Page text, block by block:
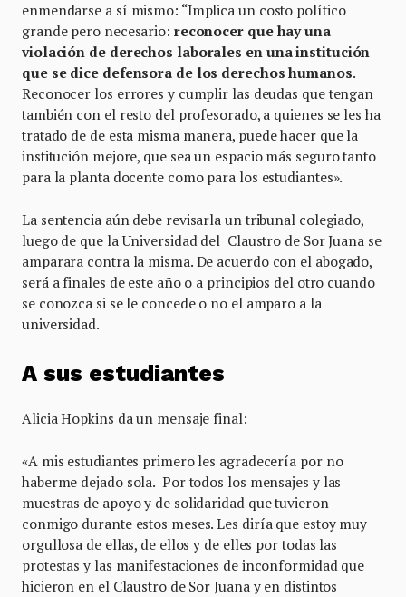
enmendarse a sí mismo: “Implica un costo político
grande pero necesario: reconocer que hay una
violación de derechos laborales en una institución
que se dice defensora de los derechos humanos.
Reconocer los errores y cumplir las deudas que tengan
también con el resto del profesorado, a quienes se les ha
tratado de de esta misma manera, puede hacer que la
institución mejore, que sea un espacio más seguro tanto
para la planta docente como para los estudiantes».
La sentencia aún debe revisarla un tribunal colegiado,
luego de que la Universidad del Claustro de Sor Juana se
amparara contra la misma. De acuerdo con el abogado,
será a finales de este año o a principios del otro cuando
se conozca si se le concede o no el amparo a la
universidad.
A sus estudiantes
Alicia Hopkins da un mensaje final:
«A mis estudiantes primero les agradecería por no
haberme dejado sola. Por todos los mensajes y las
muestras de apoyo y de solidaridad que tuvieron
conmigo durante estos meses. Les diría que estoy muy
orgullosa de ellas, de ellos y de elles por todas las
protestas y las manifestaciones de inconformidad que
hicieron en el Claustro de Sor Juana y en distintos